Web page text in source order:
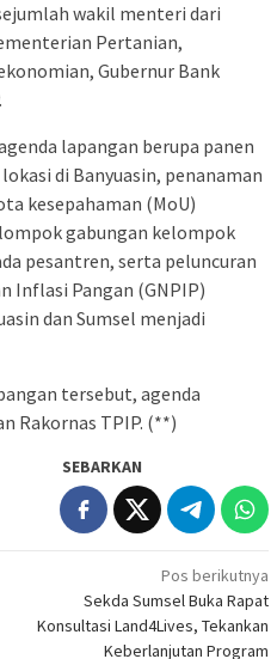
wakil menteri dari
Pertanian,
Gubernur Bank
lapangan berupa panen
di Banyuasin, penanaman
kesepahaman (MoU)
gabungan kelompok
pesantren, serta peluncuran
Inflasi Pangan (GNPIP)
dan Sumsel menjadi
tersebut, agenda
Rakornas TPIP. (**)
SEBARKAN
Pos berikutnya
Sekda Sumsel Buka Rapat
Konsultasi Land4Lives, Tekankan
Keberlanjutan Program